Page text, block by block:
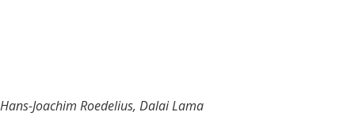
Hans-Joachim Roedelius, Dalai Lama